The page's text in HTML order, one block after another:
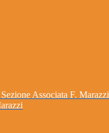
Associata F. Marazzi